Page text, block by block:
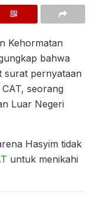
Kehormatan
bahwa
surat pernyataan
seorang
Luar Negeri
Hasyim tidak
untuk menikahi